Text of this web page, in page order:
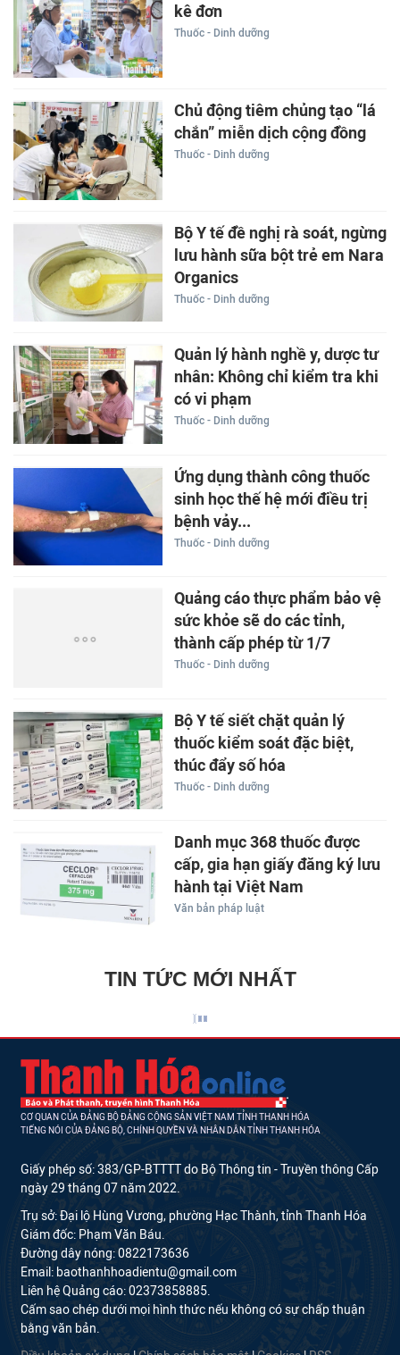
kê đơn
Thuốc - Dinh dưỡng
Chủ động tiêm chủng tạo “lá
chắn” miễn dịch cộng đồng
Thuốc - Dinh dưỡng
Bộ Y tế đề nghị rà soát, ngừng
lưu hành sữa bột trẻ em Nara
Organics
Thuốc - Dinh dưỡng
Quản lý hành nghề y, dược tư
nhân: Không chỉ kiểm tra khi
có vi phạm
Thuốc - Dinh dưỡng
Ứng dụng thành công thuốc
sinh học thế hệ mới điều trị
bệnh vảy...
Thuốc - Dinh dưỡng
Quảng cáo thực phẩm bảo vệ
sức khỏe sẽ do các tỉnh,
thành cấp phép từ 1/7
Thuốc - Dinh dưỡng
Bộ Y tế siết chặt quản lý
thuốc kiểm soát đặc biệt,
thúc đẩy số hóa
Thuốc - Dinh dưỡng
Danh mục 368 thuốc được
cấp, gia hạn giấy đăng ký lưu
hành tại Việt Nam
Văn bản pháp luật
TIN TỨC MỚI NHẤT
CƠ QUAN CỦA ĐẢNG BỘ ĐẢNG CỘNG SẢN VIỆT NAM TỈNH THANH HÓA
TIẾNG NÓI CỦA ĐẢNG BỘ, CHÍNH QUYỀN VÀ NHÂN DÂN TỈNH THANH HÓA
Giấy phép số: 383/GP-BTTTT do Bộ Thông tin - Truyền thông Cấp
ngày 29 tháng 07 năm 2022.
Trụ sở: Đại lộ Hùng Vương, phường Hạc Thành, tỉnh Thanh Hóa
Giám đốc: Phạm Văn Báu.
Đường dây nóng: 0822173636
Email: baothanhhoadientu@gmail.com
Liên hệ Quảng cáo: 02373858885.
Cấm sao chép dưới mọi hình thức nếu không có sự chấp thuận
bằng văn bản.